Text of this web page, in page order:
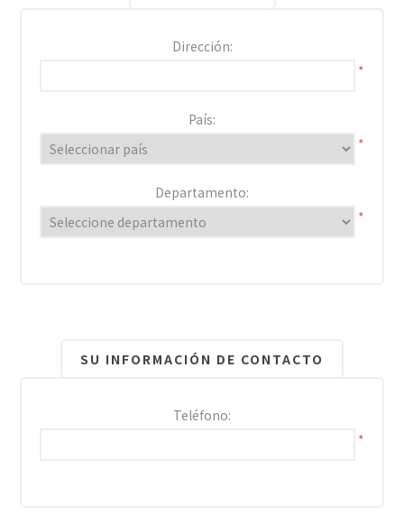
Dirección:
*
País:
*
Departamento:
*
SU INFORMACIÓN DE CONTACTO
Teléfono:
*